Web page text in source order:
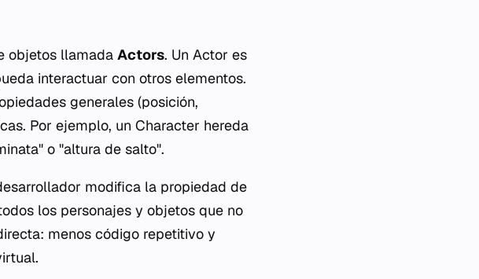
objetos llamada Actors. Un Actor es
interactuar con otros elementos.
generales (posición,
Por ejemplo, un Character hereda
o "altura de salto".
modifica la propiedad de
los personajes y objetos que no
menos código repetitivo y